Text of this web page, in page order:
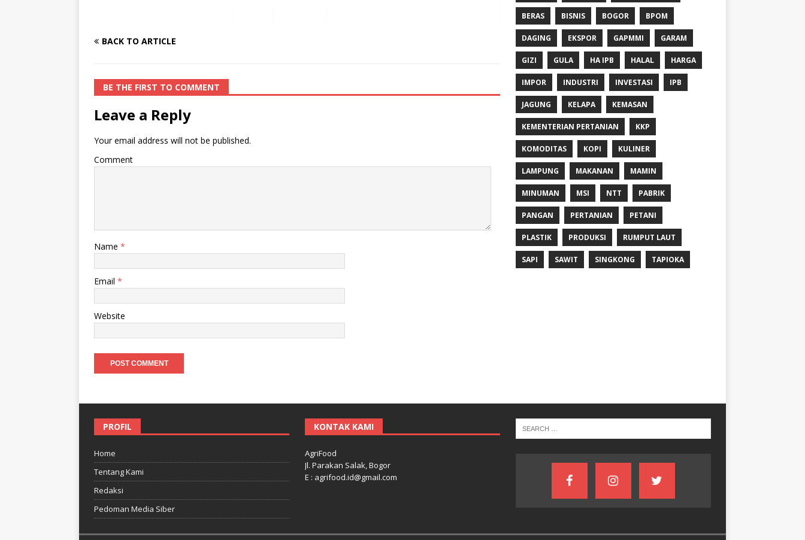
BACK TO ARTICLE
BE THE FIRST TO COMMENT
Leave a Reply
Your email address will not be published.
Comment
Name *
Email *
Website
BERAS BISNIS BOGOR BPOM
DAGING EKSPOR GAPMMI GARAM
GIZI GULA HA IPB HALAL HARGA
IMPOR INDUSTRI INVESTASI IPB
JAGUNG KELAPA KEMASAN
KEMENTERIAN PERTANIAN KKP
KOMODITAS KOPI KULINER
LAMPUNG MAKANAN MAMIN
MINUMAN MSI NTT PABRIK
PANGAN PERTANIAN PETANI
PLASTIK PRODUKSI RUMPUT LAUT
SAPI SAWIT SINGKONG TAPIOKA
PROFIL
Home
Tentang Kami
Redaksi
Pedoman Media Siber
KONTAK KAMI
AgriFood
Jl. Parakan Salak, Bogor
E : agrifood.id@gmail.com